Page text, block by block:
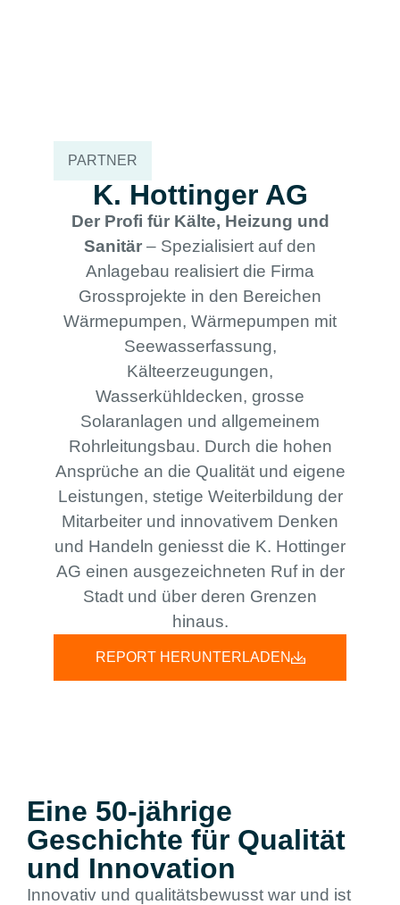
PARTNER
K. Hottinger AG
Der Profi für Kälte, Heizung und
Sanitär – Spezialisiert auf den
Anlagebau realisiert die Firma
Grossprojekte in den Bereichen
Wärmepumpen, Wärmepumpen mit
Seewasserfassung,
Kälteerzeugungen,
Wasserkühldecken, grosse
Solaranlagen und allgemeinem
Rohrleitungsbau. Durch die hohen
Ansprüche an die Qualität und eigene
Leistungen, stetige Weiterbildung der
Mitarbeiter und innovativem Denken
und Handeln geniesst die K. Hottinger
AG einen ausgezeichneten Ruf in der
Stadt und über deren Grenzen
hinaus.
REPORT HERUNTERLADEN
Eine 50-jährige
Geschichte für Qualität
und Innovation
Innovativ und qualitätsbewusst war und ist